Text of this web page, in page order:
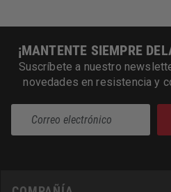
¡MANTENTE SIEMPRE
Suscríbete a nuestro
novedades en resistencia y